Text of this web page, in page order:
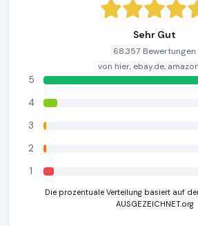
Sehr Gut
68.357 Bewertungen
von hier, ebay.de,
5
4
3
2
1
Die prozentuale Verteilung basiert auf
AUSGEZEICHNET.org